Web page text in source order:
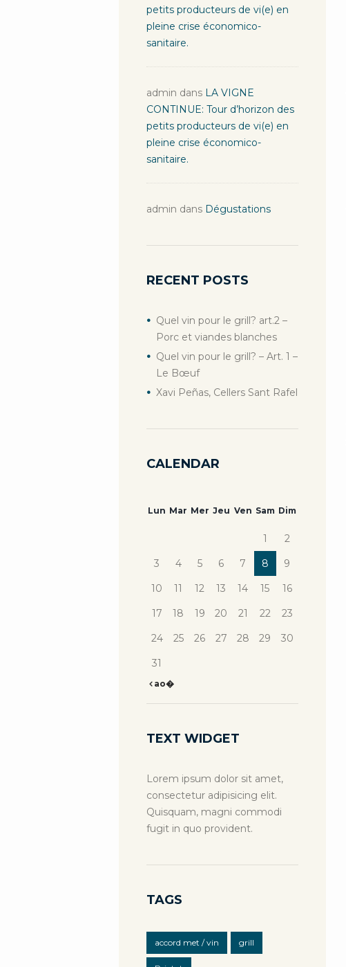
petits producteurs de vi(e) en
pleine crise économico-
sanitaire.
admin dans LA VIGNE
CONTINUE: Tour d’horizon des
petits producteurs de vi(e) en
pleine crise économico-
sanitaire.
admin dans Dégustations
RECENT POSTS
Quel vin pour le grill? art.2 –
Porc et viandes blanches
Quel vin pour le grill? – Art. 1 –
Le Bœuf
Xavi Peñas, Cellers Sant Rafel
CALENDAR
Lun Mar Mer Jeu Ven Sam Dim
1
2
3
4 5 6 7 8
9
10
11 12 13 14 15
16
17
18 19 20 21 22
23
24
25 26 27 28 29
30
31
ao�
TEXT WIDGET
Lorem ipsum dolor sit amet,
consectetur adipisicing elit.
Quisquam, magni commodi
fugit in quo provident.
TAGS
accord met / vin grill